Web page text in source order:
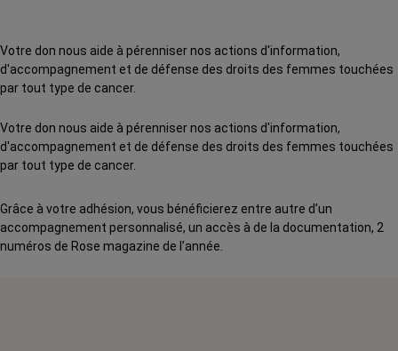
Votre don nous aide à pérenniser nos actions d'information,
d'accompagnement et de défense des droits des femmes touchées
par tout type de cancer.
Votre don nous aide à pérenniser nos actions d'information,
d'accompagnement et de défense des droits des femmes touchées
par tout type de cancer.
Grâce à votre adhésion, vous bénéficierez entre autre d’un
accompagnement personnalisé, un accès à de la documentation, 2
numéros de Rose magazine de l’année.